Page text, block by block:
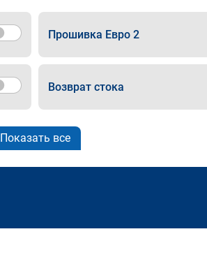
Прошивка Евро 2
Возврат стока
Показать все